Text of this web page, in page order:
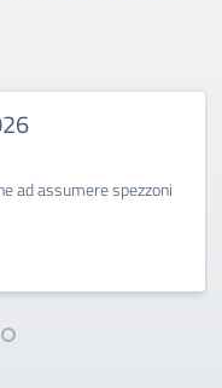
ad assumere spezzoni